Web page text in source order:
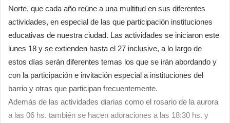
Norte, que cada año reúne a una multitud en sus diferentes
actividades, en especial de las que participación instituciones
educativas de nuestra ciudad. Las actividades se iniciaron este
lunes 18 y se extienden hasta el 27 inclusive, a lo largo de
estos días serán diferentes temas los que se irán abordando y
con la participación e invitación especial a instituciones del
barrio y otras que participan frecuentemente.
Además de las actividades diarias como el rosario de la aurora
a las 06 hs. también se hacen adoraciones a las 18:30 hs. y